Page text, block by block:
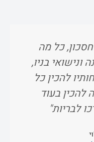
כל מה
בניו,
להכין כל
להכין בעוד
לבריות"